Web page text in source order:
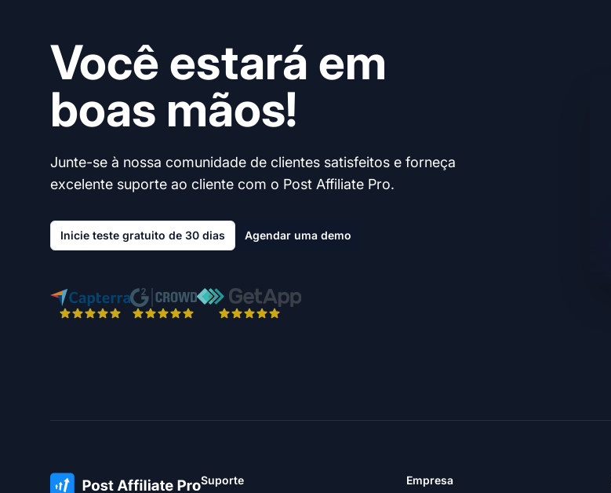
Você estará em
boas mãos!
Junte-se à nossa comunidade de clientes satisfeitos e forneça
excelente suporte ao cliente com o Post Affiliate Pro.
Inicie teste gratuito de 30 dias Agendar uma demo
Suporte Empresa